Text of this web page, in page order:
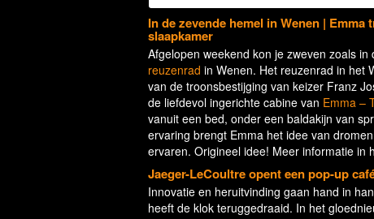
In de zevende hemel in Wenen |
slaapkamer
Afgelopen weekend kon je zweven zoals
reuzenrad in Wenen. Het reuzenrad in het
van de troonsbestijging van keizer Franz
de liefdevol ingerichte cabine van Emma –
vanuit een bed, onder een baldakijn van
ervaring brengt Emma het idee van
ervaren. Origineel idee! Meer informatie in
Jaeger-LeCoultre opent een pop-up
Innovatie en heruitvinding gaan hand in
heeft de klok teruggedraaid. In het